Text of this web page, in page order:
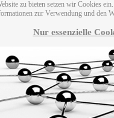
zu bieten setzen wir Cookies
zur Verwendung und den
Nur essenzielle